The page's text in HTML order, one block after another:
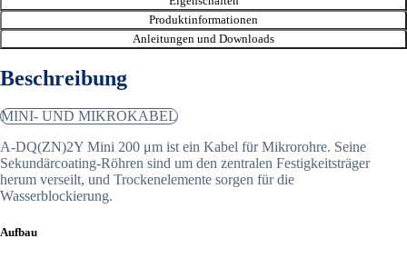
Produktinformationen
Anleitungen und Downloads
Beschreibung
MINI- UND MIKROKABEL
A-DQ(ZN)2Y Mini 200 μm ist ein Kabel für Mikrorohre. Seine
Sekundärcoating-Röhren sind um den zentralen Festigkeitsträger
herum verseilt, und Trockenelemente sorgen für die
Wasserblockierung.
Aufbau